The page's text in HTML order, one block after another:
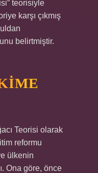
teorisiyle
karşı çıkmış
belirtmiştir.
Teorisi olarak
reformu
ülkenin
Ona göre, önce